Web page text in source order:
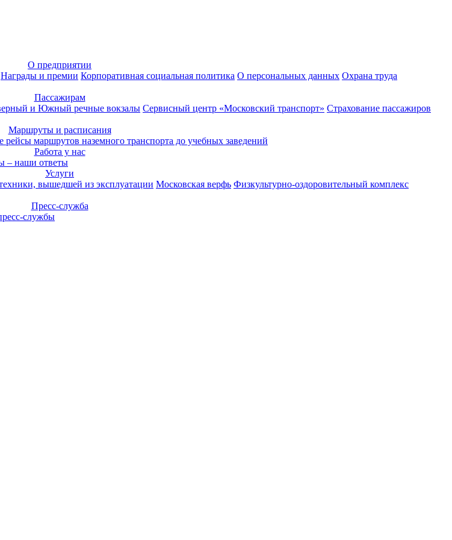
О предприятии
Награды и премии Корпоративная социальная политика О персональных данных Охрана труда
Пассажирам
и Южный речные вокзалы Сервисный центр «Московский транспорт» Страхование пассажиров
Маршруты и расписания
рейсы маршрутов наземного транспорта до учебных заведений
Работа у нас
– наши ответы
Услуги
вышедшей из эксплуатации Московская верфь Физкультурно-оздоровительный комплекс
Пресс-служба
службы